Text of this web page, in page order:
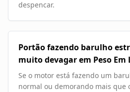
despencar.
Portão fazendo barulho
muito devagar em Peso Em
Se o motor está fazendo um
normal ou demorando mais que